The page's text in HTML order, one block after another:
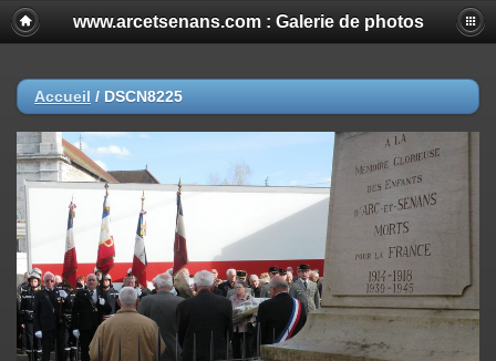
www.arcetsenans.com : Galerie de photos
Accueil / DSCN8225